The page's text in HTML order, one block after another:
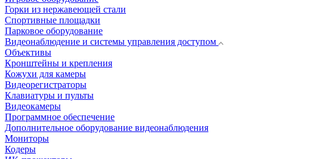
Горки из нержавеющей стали
Спортивные площадки
Парковое оборудование
Видеонаблюдение и системы управления доступом
Объективы
Кронштейны и крепления
Кожухи для камеры
Видеорегистраторы
Клавиатуры и пульты
Видеокамеры
Программное обеспечение
Дополнительное оборудование видеонаблюдения
Мониторы
Кодеры